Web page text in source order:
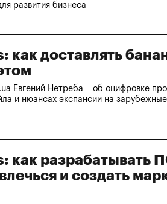
развития бизнеса
как доставлять
Евгений Нетреба – об оцифровке
и нюансах экспансии на
как разрабатывать
и создать